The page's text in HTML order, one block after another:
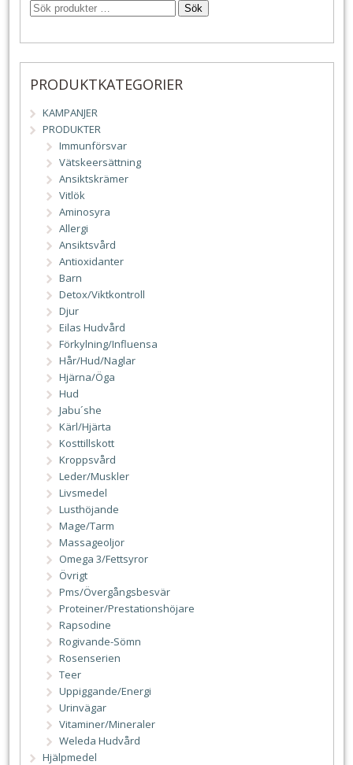
Sök
PRODUKTKATEGORIER
KAMPANJER
PRODUKTER
Immunförsvar
Vätskeersättning
Ansiktskrämer
Vitlök
Aminosyra
Allergi
Ansiktsvård
Antioxidanter
Barn
Detox/Viktkontroll
Djur
Eilas Hudvård
Förkylning/Influensa
Hår/Hud/Naglar
Hjärna/Öga
Hud
Jabu´she
Kärl/Hjärta
Kosttillskott
Kroppsvård
Leder/Muskler
Livsmedel
Lusthöjande
Mage/Tarm
Massageoljor
Omega 3/Fettsyror
Övrigt
Pms/Övergångsbesvär
Proteiner/Prestationshöjare
Rapsodine
Rogivande-Sömn
Rosenserien
Teer
Uppiggande/Energi
Urinvägar
Vitaminer/Mineraler
Weleda Hudvård
Hjälpmedel